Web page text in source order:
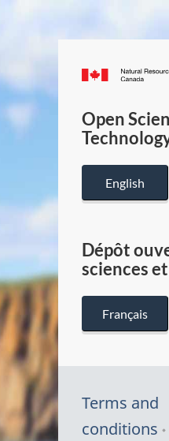
Open
English
Dépôt
sciences
Français
Terms and
conditions